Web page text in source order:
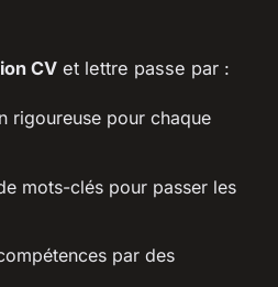
CV et lettre passe par :
rigoureuse pour chaque
mots-clés pour passer les
par des